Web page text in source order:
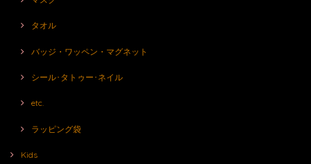
タオル
バッジ・ワッペン・マグネット
シール･タトゥー･ネイル
etc.
ラッピング袋
Kids